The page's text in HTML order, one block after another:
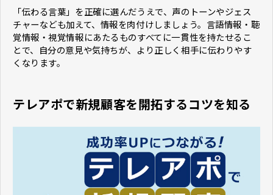
「伝わる言葉」を正確に選んだうえで、声のトーンやジェス
チャーなども加えて、情報を肉付けしましょう。言語情報・聴
覚情報・視覚情報にあたるものすべてに一貫性を持たせるこ
とで、自分の意見や気持ちが、より正しく相手に伝わりやす
くなります。
テレアポで新規顧客を開拓するコツを知る